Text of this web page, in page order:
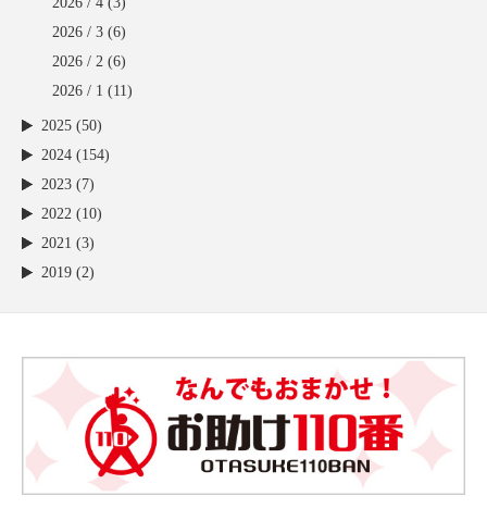
2026 / 3 (6)
2026 / 2 (6)
2026 / 1 (11)
2025 (50)
2024 (154)
2023 (7)
2022 (10)
2021 (3)
2019 (2)